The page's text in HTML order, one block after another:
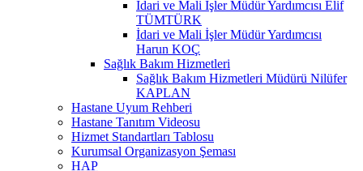
İdari ve Mali İşler Müdür Yardımcısı Elif
TÜMTÜRK
İdari ve Mali İşler Müdür Yardımcısı
Harun KOÇ
Sağlık Bakım Hizmetleri
Sağlık Bakım Hizmetleri Müdürü Nilüfer
KAPLAN
Hastane Uyum Rehberi
Hastane Tanıtım Videosu
Hizmet Standartları Tablosu
Kurumsal Organizasyon Şeması
HAP